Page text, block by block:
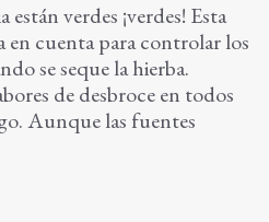
verdes ¡verdes! Esta
en cuenta para controlar los
se seque la hierba.
de desbroce en todos
Aunque las fuentes